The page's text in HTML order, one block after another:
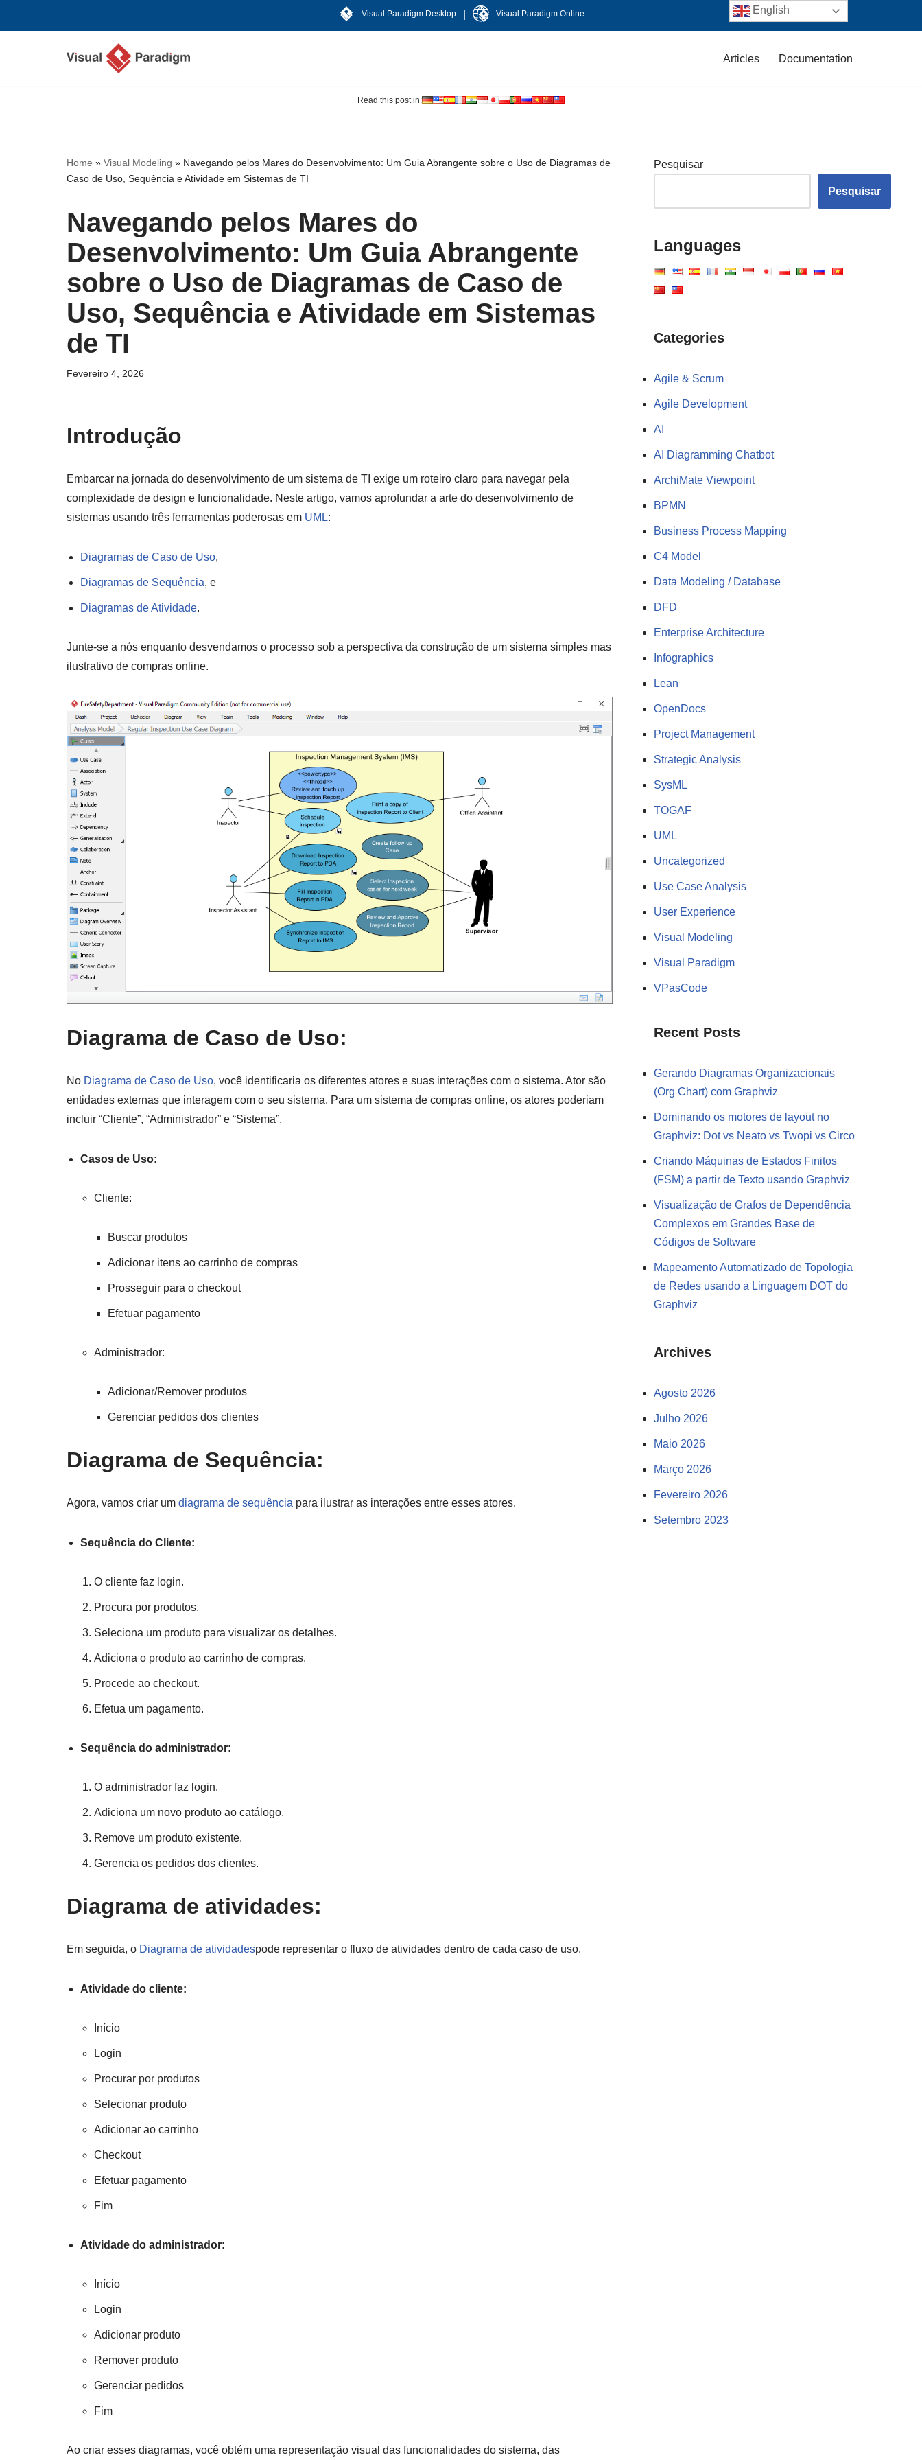
Visual Paradigm Desktop Visual Paradigm Online
Articles Documentation
Read this post in:
Home » Visual Modeling » Navegando pelos Mares do Desenvolvimento: Um Guia Abrangente sobre o Uso de Diagramas de
Caso de Uso, Sequência e Atividade em Sistemas de TI
Navegando pelos Mares do
Desenvolvimento: Um Guia Abrangente
sobre o Uso de Diagramas de Caso de
Uso, Sequência e Atividade em Sistemas
de TI
Fevereiro 4, 2026
Introdução
Embarcar na jornada do desenvolvimento de um sistema de TI exige um roteiro claro para navegar pela
complexidade de design e funcionalidade. Neste artigo, vamos aprofundar a arte do desenvolvimento de
sistemas usando três ferramentas poderosas em UML:
Diagramas de Caso de Uso,
Diagramas de Sequência, e
Diagramas de Atividade.
Junte-se a nós enquanto desvendamos o processo sob a perspectiva da construção de um sistema simples mas
ilustrativo de compras online.
Diagrama de Caso de Uso:
No Diagrama de Caso de Uso, você identificaria os diferentes atores e suas interações com o sistema. Ator são
entidades externas que interagem com o seu sistema. Para um sistema de compras online, os atores poderiam
incluir “Cliente”, “Administrador” e “Sistema”.
Casos de Uso:
Cliente:
Buscar produtos
Adicionar itens ao carrinho de compras
Prosseguir para o checkout
Efetuar pagamento
Administrador:
Adicionar/Remover produtos
Gerenciar pedidos dos clientes
Diagrama de Sequência:
Agora, vamos criar um diagrama de sequência para ilustrar as interações entre esses atores.
Sequência do Cliente:
O cliente faz login.
Procura por produtos.
Seleciona um produto para visualizar os detalhes.
Adiciona o produto ao carrinho de compras.
Procede ao checkout.
Efetua um pagamento.
Sequência do administrador:
O administrador faz login.
Adiciona um novo produto ao catálogo.
Remove um produto existente.
Gerencia os pedidos dos clientes.
Diagrama de atividades:
Em seguida, o Diagrama de atividadespode representar o fluxo de atividades dentro de cada caso de uso.
Atividade do cliente:
Início
Login
Procurar por produtos
Selecionar produto
Adicionar ao carrinho
Checkout
Efetuar pagamento
Fim
Atividade do administrador:
Início
Login
Adicionar produto
Remover produto
Gerenciar pedidos
Fim
Ao criar esses diagramas, você obtém uma representação visual das funcionalidades do sistema, das
Pesquisar
Pesquisar
Languages
Categories
Agile & Scrum
Agile Development
AI
AI Diagramming Chatbot
ArchiMate Viewpoint
BPMN
Business Process Mapping
C4 Model
Data Modeling / Database
DFD
Enterprise Architecture
Infographics
Lean
OpenDocs
Project Management
Strategic Analysis
SysML
TOGAF
UML
Uncategorized
Use Case Analysis
User Experience
Visual Modeling
Visual Paradigm
VPasCode
Recent Posts
Gerando Diagramas Organizacionais
(Org Chart) com Graphviz
Dominando os motores de layout no
Graphviz: Dot vs Neato vs Twopi vs Circo
Criando Máquinas de Estados Finitos
(FSM) a partir de Texto usando Graphviz
Visualização de Grafos de Dependência
Complexos em Grandes Base de
Códigos de Software
Mapeamento Automatizado de Topologia
de Redes usando a Linguagem DOT do
Graphviz
Archives
Agosto 2026
Julho 2026
Maio 2026
Março 2026
Fevereiro 2026
Setembro 2023
English